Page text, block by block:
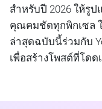
สำหรับปี 2026 ให้รูป
คุณคมชัดทุกพิกเซล
ล่าสุดฉบับนี้ร่วมกับ
เพื่อสร้างโพสต์ที่โดด